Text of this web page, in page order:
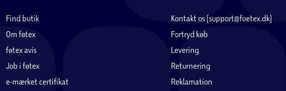
Find butik
Om føtex
føtex avis
Job i føtex
e-mærket certifikat
Kontakt os (support@foetex.dk)
Fortryd køb
Levering
Returnering
Reklamation